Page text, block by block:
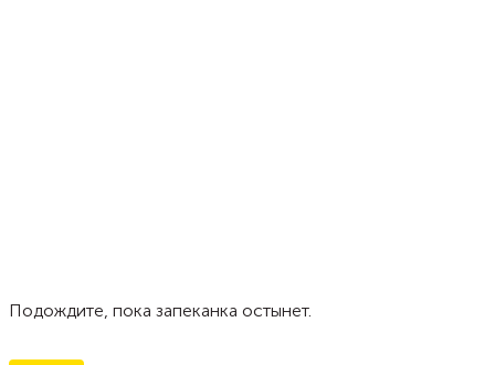
Подождите, пока запеканка остынет.